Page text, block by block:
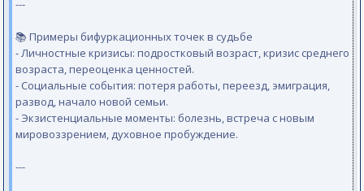
---
📚 Примеры бифуркационных точек в судьбе
- Личностные кризисы: подростковый возраст, кризис среднего
возраста, переоценка ценностей.
- Социальные события: потеря работы, переезд, эмиграция,
развод, начало новой семьи.
- Экзистенциальные моменты: болезнь, встреча с новым
мировоззрением, духовное пробуждение.
---